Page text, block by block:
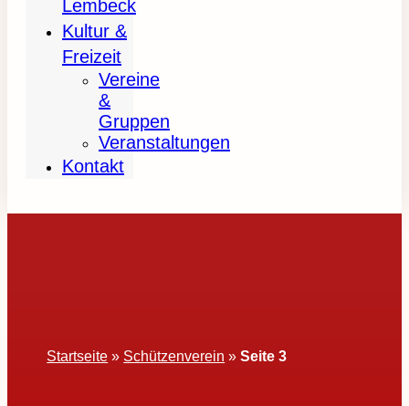
Lembeck
Kultur &
Freizeit
Vereine
&
Gruppen
Veranstaltungen
Kontakt
Startseite » Schützenverein »Seite 3